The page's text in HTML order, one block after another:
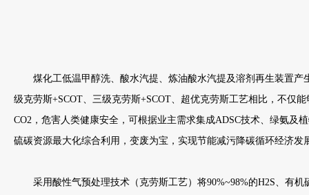
煤化工低温甲醇洗、酸水汽提、炼油酸水汽提及溶剂再生装置产
级克劳斯+SCOT、三级克劳斯+SCOT、超优克劳斯工艺相比，不仅
CO2，危害人类健康安全，可根据业主需求集成ADSC技术、绿氨及
硫碳资源最大化综合利用，变废为宝，实现节能减污降碳循环经济发
采用酸性气预处理技术（克劳斯工艺）将90%~98%的H2S、有机